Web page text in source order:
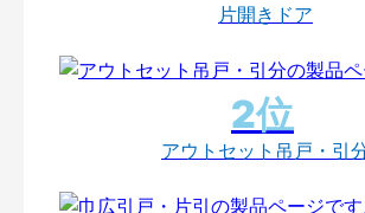
片開きドア
アウトセット吊戸・引